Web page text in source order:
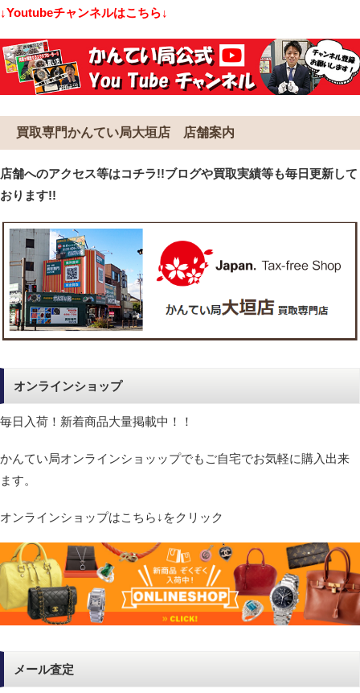
↓Youtubeチャンネルはこちら↓
買取専門かんてい局大垣店 店舗案内
店舗へのアクセス等はコチラ!!ブログや買取実績等も毎日更新して
おります!!
オンラインショップ
毎日入荷！新着商品大量掲載中！！
かんてい局オンラインショッップでもご自宅でお気軽に購入出来
ます。
オンラインショップはこちら↓をクリック
メール査定